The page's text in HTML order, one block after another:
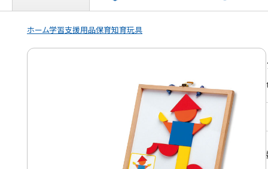
ホーム学習支援用品保育知育玩具